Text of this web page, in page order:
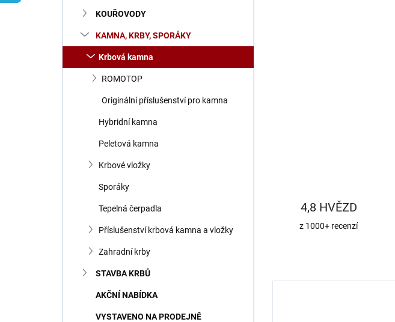
a
e
KOUŘOVODY
KAMNA, KRBY, SPORÁKY
Krbová kamna
ROMOTOP
Originální příslušenství pro kamna
Hybridní kamna
Peletová kamna
Krbové vložky
Sporáky
Tepelná čerpadla
Příslušenství krbová kamna a vložky
Zahradní krby
STAVBA KRBŮ
AKČNÍ NABÍDKA
VYSTAVENO NA PRODEJNĚ
4,8 HVĚZD
z 1000+ recenzí